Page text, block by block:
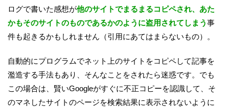
ログで書いた感想が他のサイトでまるまるコピペされ、あた
かもそのサイトのものであるかのように盗用されてしまう事
件も起きるかもしれません（引用にあてはまらないもの）。
自動的にプログラムでネット上のサイトをコピペして記事を
濫造する手法もあり、そんなことをされたら迷惑です。でも
この場合は、賢いGoogleがすぐに不正コピーを認識して、そ
のマネしたサイトのページを検索結果に表示されないように